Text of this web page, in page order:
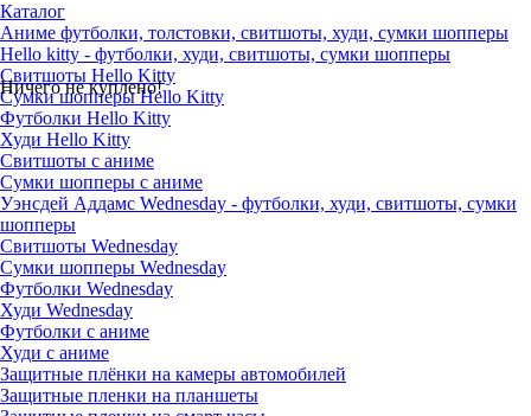
Ничего не куплено!
Каталог
Аниме футболки, толстовки, свитшоты, худи, сумки шопперы
Hello kitty - футболки, худи, свитшоты, сумки шопперы
Свитшоты Hello Kitty
Сумки шопперы Hello Kitty
Футболки Hello Kitty
Худи Hello Kitty
Свитшоты с аниме
Сумки шопперы с аниме
Уэнсдей Аддамс Wednesday - футболки, худи, свитшоты, сумки
шопперы
Свитшоты Wednesday
Сумки шопперы Wednesday
Футболки Wednesday
Худи Wednesday
Футболки с аниме
Худи с аниме
Защитные плёнки на камеры автомобилей
Защитные пленки на планшеты